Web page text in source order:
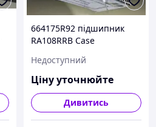
664175R92 підшипник
RA108RRB Case
Недоступний
Ціну уточнюйте
Дивитись